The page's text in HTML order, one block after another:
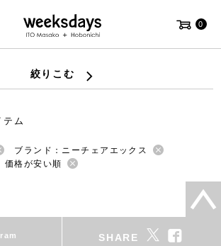
0
絞りこむ
テム
ブランド：ニーチェアエックス
価格が安い順
SHARE